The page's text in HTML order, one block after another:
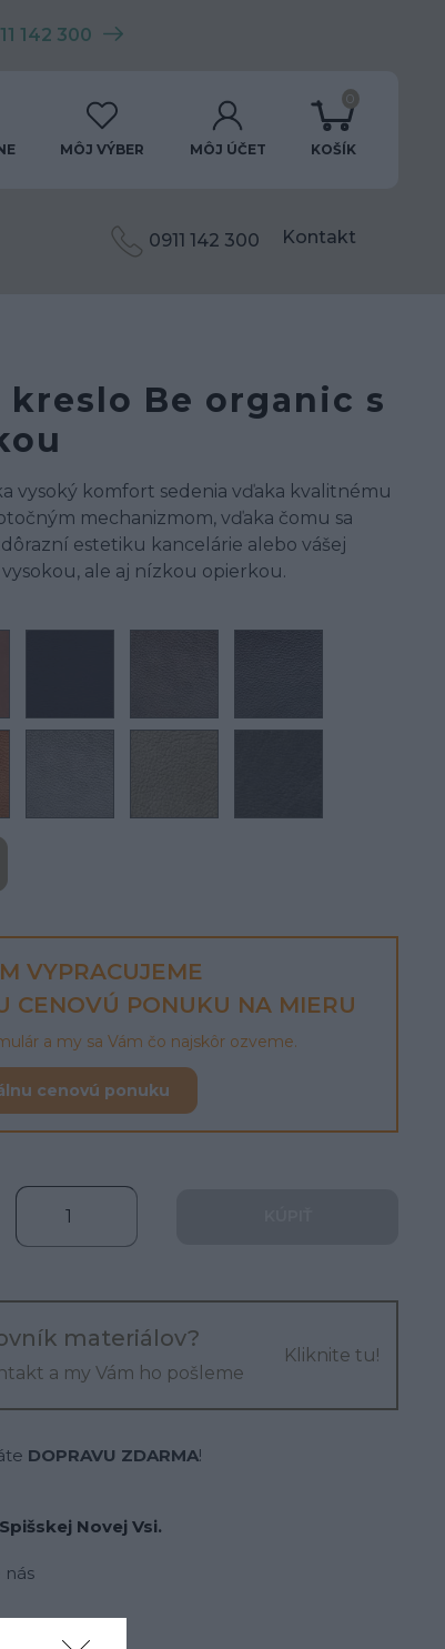
142 300
MÔJ VÝBER MÔJ ÚČET KOŠÍK
0
0911 142 300 Kontakt
kreslo Be organic s
vysoký komfort sedenia vďaka kvalitnému
mechanizmom, vďaka čomu sa
estetiku kancelárie alebo vášej
ale aj nízkou opierkou.
VYPRACUJEME
CENOVÚ PONUKU NA MIERU
a my sa Vám čo najskôr ozveme.
cenovú ponuku
materiálov?
a my Vám ho pošleme
Kliknite tu!
DOPRAVU ZDARMA!
Novej Vsi.
nás